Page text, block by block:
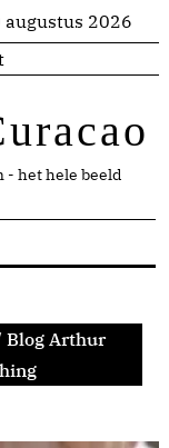
augustus 2026
- het hele beeld
Blog Arthur